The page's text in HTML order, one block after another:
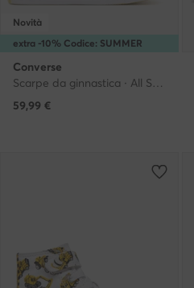
extra -10% Codice: SUMMER
Novità
Converse
Scarpe da ginnastica · All Star · Bianco
59,99 €